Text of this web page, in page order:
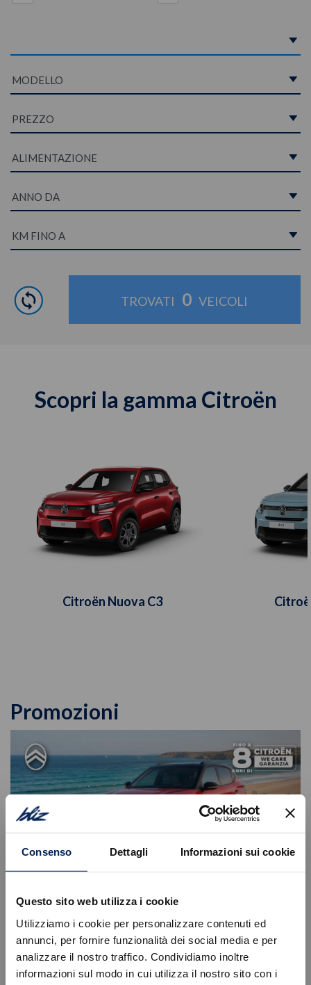
Consenso Dettagli Informazioni sui cookie
Questo sito web utilizza i cookie
Utilizziamo i cookie per personalizzare contenuti ed
annunci, per fornire funzionalità dei social media e per
analizzare il nostro traffico. Condividiamo inoltre
informazioni sul modo in cui utilizza il nostro sito con i
TROVATI 0 VEICOLI
Scopri la gamma Citroën
Citroën Nuova C3
Promozioni
NUOVA CITROËN C3 | TUA DA 49€/MESE
Con un design dinamico e interni spaziosi, la Nuova C3 offre
un’esperienza di guida all’insegna del comfort e della